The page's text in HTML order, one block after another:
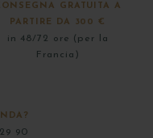
GRATUITA A
PARTIRE DA 300 €
in 48/72 ore (per la
Francia)
90